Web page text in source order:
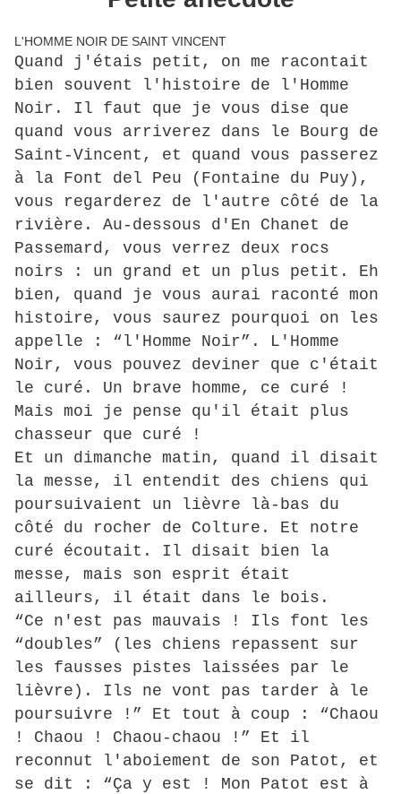
L'HOMME NOIR DE SAINT VINCENT
Quand j'étais petit, on me racontait
bien souvent l'histoire de l'Homme
Noir. Il faut que je vous dise que
quand vous arriverez dans le Bourg de
Saint-Vincent, et quand vous passerez
à la Font del Peu (Fontaine du Puy),
vous regarderez de l'autre côté de la
rivière. Au-dessous d'En Chanet de
Passemard, vous verrez deux rocs
noirs : un grand et un plus petit. Eh
bien, quand je vous aurai raconté mon
histoire, vous saurez pourquoi on les
appelle : “l'Homme Noir”. L'Homme
Noir, vous pouvez deviner que c'était
le curé. Un brave homme, ce curé !
Mais moi je pense qu'il était plus
chasseur que curé !
Et un dimanche matin, quand il disait
la messe, il entendit des chiens qui
poursuivaient un lièvre là-bas du
côté du rocher de Colture. Et notre
curé écoutait. Il disait bien la
messe, mais son esprit était
ailleurs, il était dans le bois.
“Ce n'est pas mauvais ! Ils font les
“doubles” (les chiens repassent sur
les fausses pistes laissées par le
lièvre). Ils ne vont pas tarder à le
poursuivre !” Et tout à coup : “Chaou
! Chaou ! Chaou-chaou !” Et il
reconnut l'aboiement de son Patot, et
se dit : “Ça y est ! Mon Patot est à